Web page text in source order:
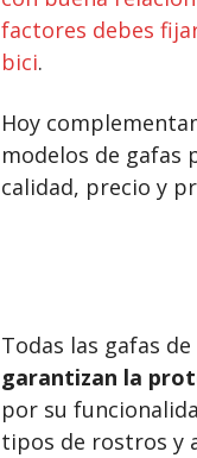
factores debes
bici.
Hoy
modelos de gafas
calidad, precio y
Todas las gafas
garantizan la
por su
tipos de rostros y